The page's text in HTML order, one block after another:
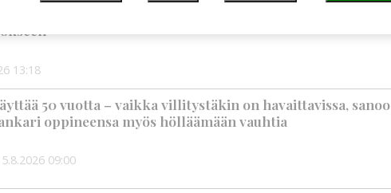
13:18
50 vuotta – vaikka villitystäkin on havaittavissa, sanoo
oppineensa myös hölläämään vauhtia
5.8.2026 09:00